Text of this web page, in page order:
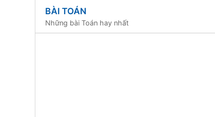
BÀI TOÁN
Những bài Toán hay nhất